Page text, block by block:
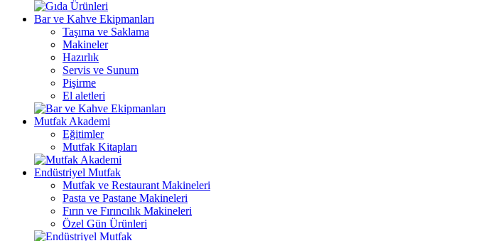
Bar ve Kahve Ekipmanları
Taşıma ve Saklama
Makineler
Hazırlık
Servis ve Sunum
Pişirme
El aletleri
Mutfak Akademi
Eğitimler
Mutfak Kitapları
Endüstriyel Mutfak
Mutfak ve Restaurant Makineleri
Pasta ve Pastane Makineleri
Fırın ve Fırıncılık Makineleri
Özel Gün Ürünleri